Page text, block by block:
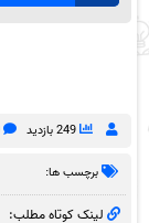
249 بازدید
برچسب ها:
لینک کوتاه مطلب: